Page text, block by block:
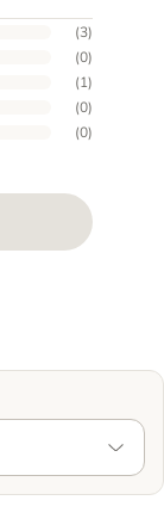
(3)
(0)
(1)
(0)
(0)